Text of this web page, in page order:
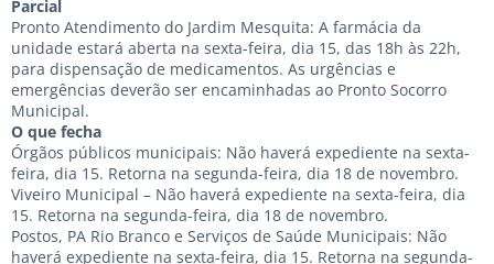
Parcial
Pronto Atendimento do Jardim Mesquita: A farmácia da
unidade estará aberta na sexta-feira, dia 15, das 18h às 22h,
para dispensação de medicamentos. As urgências e
emergências deverão ser encaminhadas ao Pronto Socorro
Municipal.
O que fecha
Órgãos públicos municipais: Não haverá expediente na sexta-
feira, dia 15. Retorna na segunda-feira, dia 18 de novembro.
Viveiro Municipal – Não haverá expediente na sexta-feira, dia
15. Retorna na segunda-feira, dia 18 de novembro.
Postos, PA Rio Branco e Serviços de Saúde Municipais: Não
haverá expediente na sexta-feira, dia 15. Retorna na segunda-